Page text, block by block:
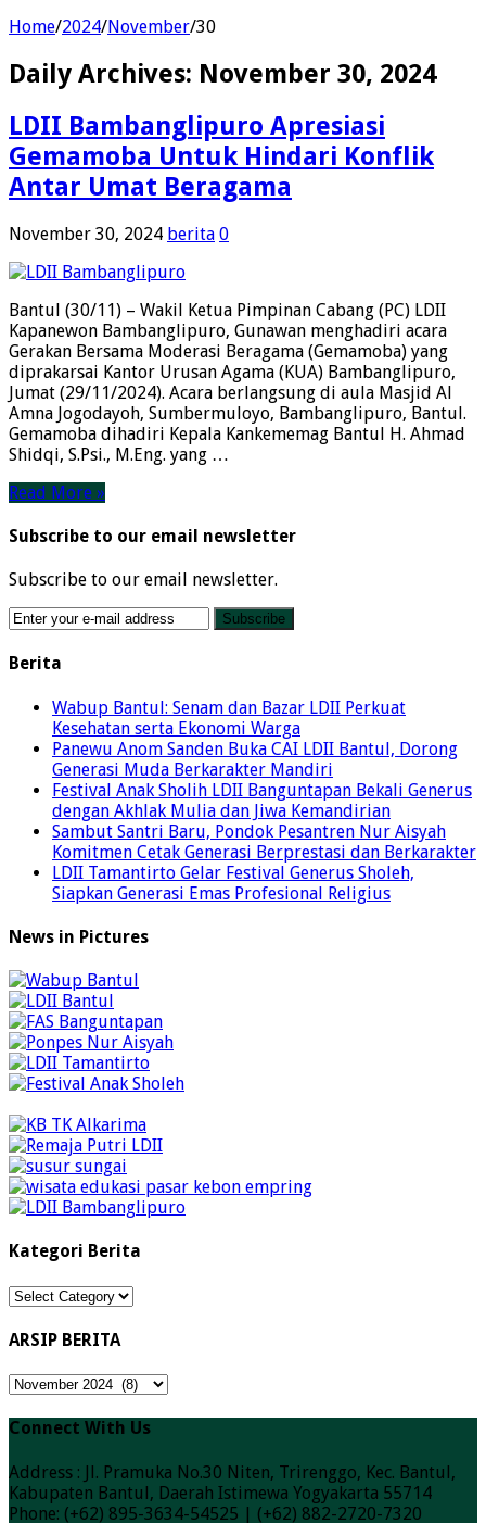
Home/2024/November/30
Daily Archives: November 30, 2024
LDII Bambanglipuro Apresiasi
Gemamoba Untuk Hindari Konflik
Antar Umat Beragama
November 30, 2024 berita 0
Bantul (30/11) – Wakil Ketua Pimpinan Cabang (PC) LDII
Kapanewon Bambanglipuro, Gunawan menghadiri acara
Gerakan Bersama Moderasi Beragama (Gemamoba) yang
diprakarsai Kantor Urusan Agama (KUA) Bambanglipuro,
Jumat (29/11/2024). Acara berlangsung di aula Masjid Al
Amna Jogodayoh, Sumbermuloyo, Bambanglipuro, Bantul.
Gemamoba dihadiri Kepala Kankememag Bantul H. Ahmad
Shidqi, S.Psi., M.Eng. yang …
Read More »
Subscribe to our email newsletter
Subscribe to our email newsletter.
Berita
Wabup Bantul: Senam dan Bazar LDII Perkuat
Kesehatan serta Ekonomi Warga
Panewu Anom Sanden Buka CAI LDII Bantul, Dorong
Generasi Muda Berkarakter Mandiri
Festival Anak Sholih LDII Banguntapan Bekali Generus
dengan Akhlak Mulia dan Jiwa Kemandirian
Sambut Santri Baru, Pondok Pesantren Nur Aisyah
Komitmen Cetak Generasi Berprestasi dan Berkarakter
LDII Tamantirto Gelar Festival Generus Sholeh,
Siapkan Generasi Emas Profesional Religius
News in Pictures
Kategori Berita
Kategori
ARSIP BERITA
ARSIP
Connect With Us
Address : Jl. Pramuka No.30 Niten, Trirenggo, Kec. Bantul,
Kabupaten Bantul, Daerah Istimewa Yogyakarta 55714
Phone: (+62) 895-3634-54525 | (+62) 882-2720-7320